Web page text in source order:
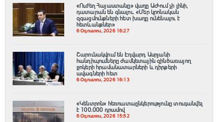
«Ուժեղ Հայաստանը» վաղը ԱԺ-ում չի լինի,
դատարան են գնալու. «Մեր կրոնական
զգացմունքների հետ խաղը ունենալու է
հետևանքներ»
6 Օգոստոս, 2026 16:27
Շարունակվում են Էդվարդ Ասրյանի
հանդիպումները ժամկետային զինծառայող
ջոկերի հրամանատարների և դիրքերի
ավագների հետ
6 Օգոստոս, 2026 16:13
«Կենտրոն» հեռուստաընկերությունը տուգանվել
է 100․000 դրամով
6 Օգոստոս, 2026 15:52